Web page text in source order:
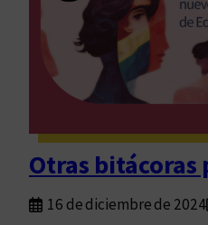
r
a
o
Otras bitácoras
16 de diciembre de 2024